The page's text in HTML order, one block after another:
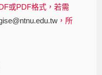
或PDF格式，若需
，所